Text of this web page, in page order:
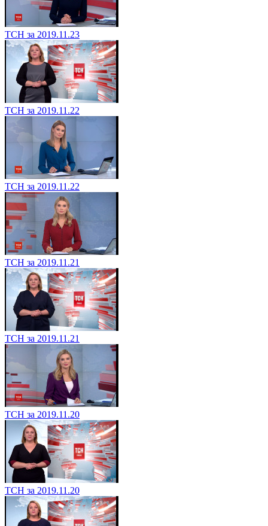
ТСН за 2019.11.23
ТСН за 2019.11.22
ТСН за 2019.11.22
ТСН за 2019.11.21
ТСН за 2019.11.21
ТСН за 2019.11.20
ТСН за 2019.11.20